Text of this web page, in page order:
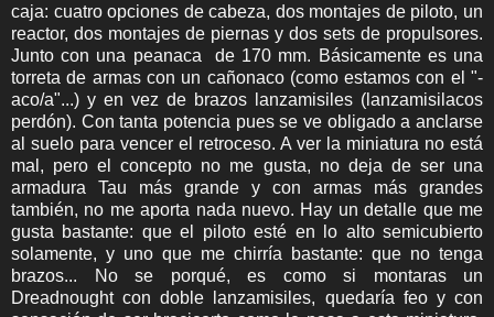
caja: cuatro opciones de cabeza, dos montajes de piloto, un
reactor, dos montajes de piernas y dos sets de propulsores.
Junto con una peanaca de 170 mm. Básicamente es una
torreta de armas con un cañonaco (como estamos con el "-
aco/a"...) y en vez de brazos lanzamisiles (lanzamisilacos
perdón). Con tanta potencia pues se ve obligado a anclarse
al suelo para vencer el retroceso. A ver la miniatura no está
mal, pero el concepto no me gusta, no deja de ser una
armadura Tau más grande y con armas más grandes
también, no me aporta nada nuevo. Hay un detalle que me
gusta bastante: que el piloto esté en lo alto semicubierto
solamente, y uno que me chirría bastante: que no tenga
brazos... No se porqué, es como si montaras un
Dreadnought con doble lanzamisiles, quedaría feo y con